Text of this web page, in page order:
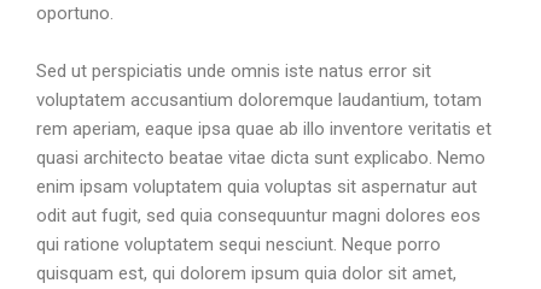
oportuno.
Sed ut perspiciatis unde omnis iste natus error sit
voluptatem accusantium doloremque laudantium, totam
rem aperiam, eaque ipsa quae ab illo inventore veritatis et
quasi architecto beatae vitae dicta sunt explicabo. Nemo
enim ipsam voluptatem quia voluptas sit aspernatur aut
odit aut fugit, sed quia consequuntur magni dolores eos
qui ratione voluptatem sequi nesciunt. Neque porro
quisquam est, qui dolorem ipsum quia dolor sit amet,